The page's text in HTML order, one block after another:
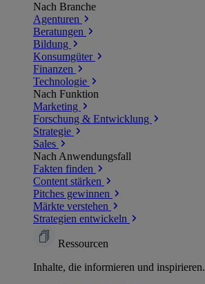
Nach Branche
Agenturen
Beratungen
Bildung
Konsumgüter
Finanzen
Technologie
Nach Funktion
Marketing
Forschung & Entwicklung
Strategie
Sales
Nach Anwendungsfall
Fakten finden
Content stärken
Pitches gewinnen
Märkte verstehen
Strategien entwickeln
Ressourcen
Inhalte, die informieren und inspirieren.